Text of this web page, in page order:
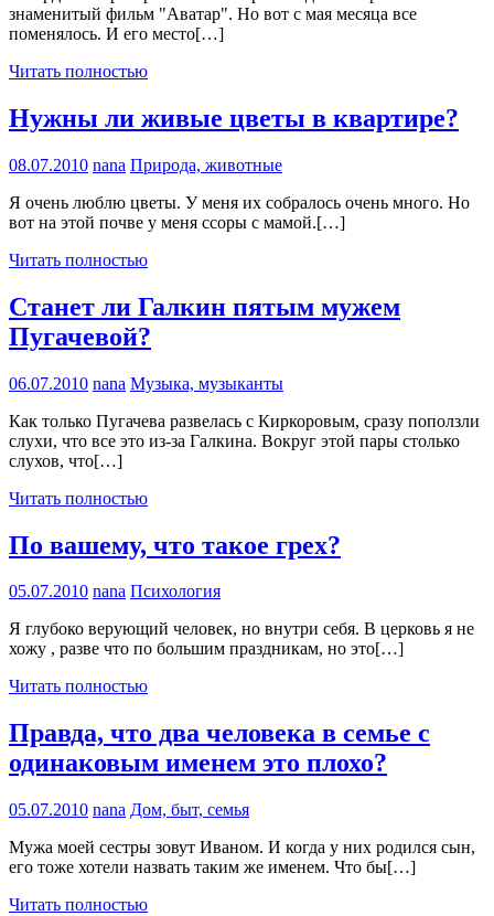
знаменитый фильм "Аватар". Но вот с мая месяца все
поменялось. И его место[…]
Читать полностью
Нужны ли живые цветы в квартире?
08.07.2010 nana Природа, животные
Я очень люблю цветы. У меня их собралось очень много. Но
вот на этой почве у меня ссоры с мамой.[…]
Читать полностью
Станет ли Галкин пятым мужем
Пугачевой?
06.07.2010 nana Музыка, музыканты
Как только Пугачева развелась с Киркоровым, сразу поползли
слухи, что все это из-за Галкина. Вокруг этой пары столько
слухов, что[…]
Читать полностью
По вашему, что такое грех?
05.07.2010 nana Психология
Я глубоко верующий человек, но внутри себя. В церковь я не
хожу , разве что по большим праздникам, но это[…]
Читать полностью
Правда, что два человека в семье с
одинаковым именем это плохо?
05.07.2010 nana Дом, быт, семья
Мужа моей сестры зовут Иваном. И когда у них родился сын,
его тоже хотели назвать таким же именем. Что бы[…]
Читать полностью